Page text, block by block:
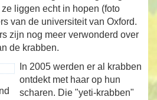
liggen echt in hopen (foto
van de universiteit van Oxford.
zijn nog meer verwonderd over
de krabben.
In 2005 werden er al krabben
ontdekt met haar op hun
scharen. Die "yeti-krabben"